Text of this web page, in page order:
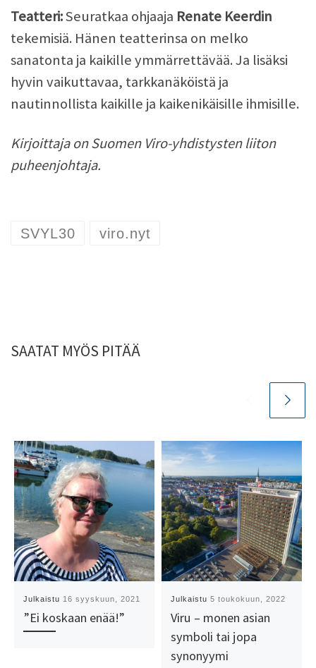
Teatteri:Seuratkaa ohjaaja Renate Keerdin
tekemisiä. Hänen teatterinsa on melko
sanatonta ja kaikille ymmärrettävää. Ja lisäksi
hyvin vaikuttavaa, tarkkanäköistä ja
nautinnollista kaikille ja kaikenikäisille ihmisille.
Kirjoittaja on Suomen Viro-yhdistysten liiton
puheenjohtaja.
SVYL30 viro.nyt
SAATAT MYÖS PITÄÄ
Julkaistu 16 syyskuun, 2021
”Ei koskaan enää!”
Julkaistu5 toukokuun, 2022
Viru – monen asian
symboli tai jopa
synonyymi